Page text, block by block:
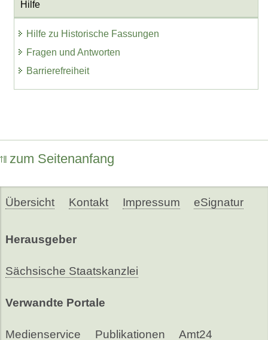
Hilfe
Hilfe zu Historische Fassungen
Fragen und Antworten
Barrierefreiheit
zum Seitenanfang
Übersicht Kontakt Impressum eSignatur
Herausgeber
Sächsische Staatskanzlei
Verwandte Portale
Medienservice Publikationen Amt24